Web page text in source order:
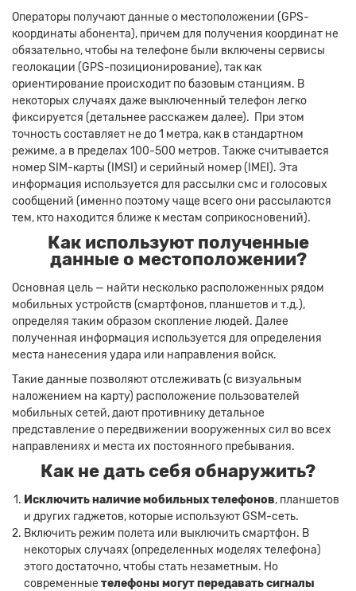
Операторы получают данные о местоположении (GPS-
координаты абонента), причем для получения координат не
обязательно, чтобы на телефоне были включены сервисы
геолокации (GPS-позиционирование), так как
ориентирование происходит по базовым станциям. В
некоторых случаях даже выключенный телефон легко
фиксируется (детальнее расскажем далее). При этом
точность составляет не до 1 метра, как в стандартном
режиме, а в пределах 100-500 метров. Также считывается
номер SIM-карты (IMSI) и серийный номер (IMEI). Эта
информация используется для рассылки смс и голосовых
сообщений (именно поэтому чаще всего они рассылаются
тем, кто находится ближе к местам соприкосновений).
Как используют полученные
данные о местоположении?
Основная цель — найти несколько расположенных рядом
мобильных устройств (смартфонов, планшетов и т.д.),
определяя таким образом скопление людей. Далее
полученная информация используется для определения
места нанесения удара или направления войск.
Такие данные позволяют отслеживать (с визуальным
наложением на карту) расположение пользователей
мобильных сетей, дают противнику детальное
представление о передвижении вооруженных сил во всех
направлениях и места их постоянного пребывания.
Как не дать себя обнаружить?
Исключить наличие мобильных телефонов, планшетов
и других гаджетов, которые используют GSM-сеть.
Включить режим полета или выключить смартфон. В
некоторых случаях (определенных моделях телефона)
этого достаточно, чтобы стать незаметным. Но
современныетелефоны могут передавать сигналы